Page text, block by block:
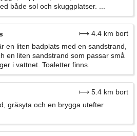
både sol och skuggplatser. ...
⟼ 4.4 km bort
en liten badplats med en sandstrand,
en liten sandstrand som passar små
i vattnet. Toaletter finns.
⟼ 5.4 km bort
gräsyta och en brygga utefter